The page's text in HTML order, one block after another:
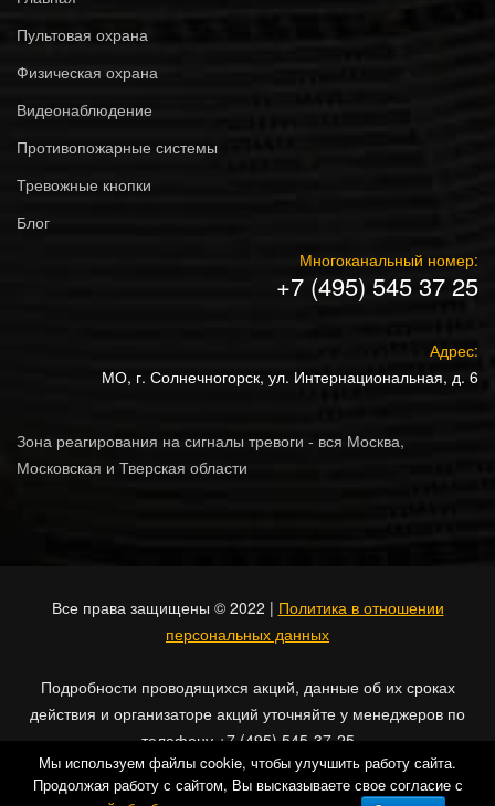
Пультовая охрана
Физическая охрана
Видеонаблюдение
Противопожарные системы
Тревожные кнопки
Блог
Многоканальный номер:
+7 (495) 545 37 25
Адрес:
МО, г. Солнечногорск, ул. Интернациональная, д. 6
Зона реагирования на сигналы тревоги - вся Москва,
Московская и Тверская области
Все права защищены © 2022 | Политика в отношении
персональных данных
Подробности проводящихся акций, данные об их сроках
действия и организаторе акций уточняйте у менеджеров по
телефону +7 (495) 545-37-25
Мы используем файлы cookie, чтобы улучшить работу сайта.
Продолжая работу с сайтом, Вы высказываете свое согласие с